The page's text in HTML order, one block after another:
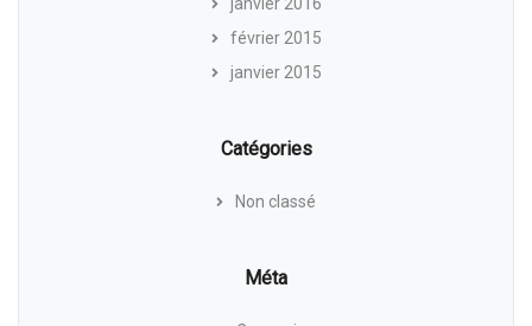
février 2015
janvier 2015
Catégories
Non classé
Méta